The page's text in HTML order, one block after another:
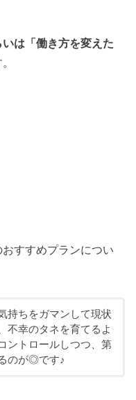
は「働き方を変えた
すすめプランについ
持ちをガマンして現状
不幸のタネを育てるよ
ントロールしつつ、第
のが◎です♪